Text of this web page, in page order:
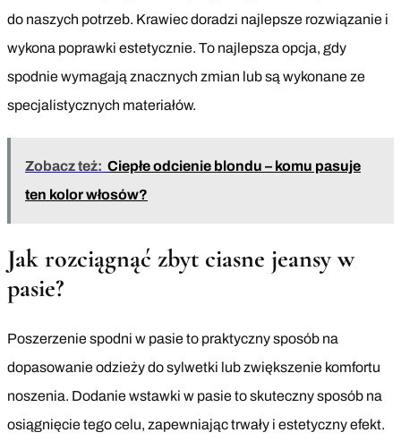
do naszych potrzeb. Krawiec doradzi najlepsze rozwiązanie i
wykona poprawki estetycznie. To najlepsza opcja, gdy
spodnie wymagają znacznych zmian lub są wykonane ze
specjalistycznych materiałów.
Zobacz też: Ciepłe odcienie blondu – komu pasuje
ten kolor włosów?
Jak rozciągnąć zbyt ciasne jeansy w
pasie?
Poszerzenie spodni w pasie to praktyczny sposób na
dopasowanie odzieży do sylwetki lub zwiększenie komfortu
noszenia. Dodanie wstawki w pasie to skuteczny sposób na
osiągnięcie tego celu, zapewniając trwały i estetyczny efekt.